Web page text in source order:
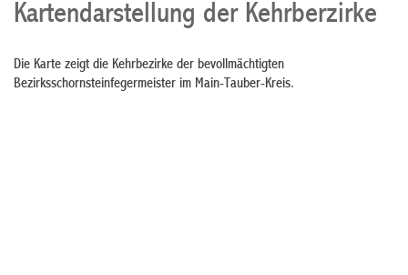
Kartendarstellung der Kehrberzirke
Die Karte zeigt die Kehrbezirke der bevollmächtigten
Bezirksschornsteinfegermeister im Main-Tauber-Kreis.